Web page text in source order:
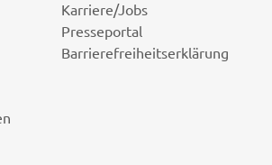
Karriere/Jobs
Presseportal
Barrierefreiheitserklärung